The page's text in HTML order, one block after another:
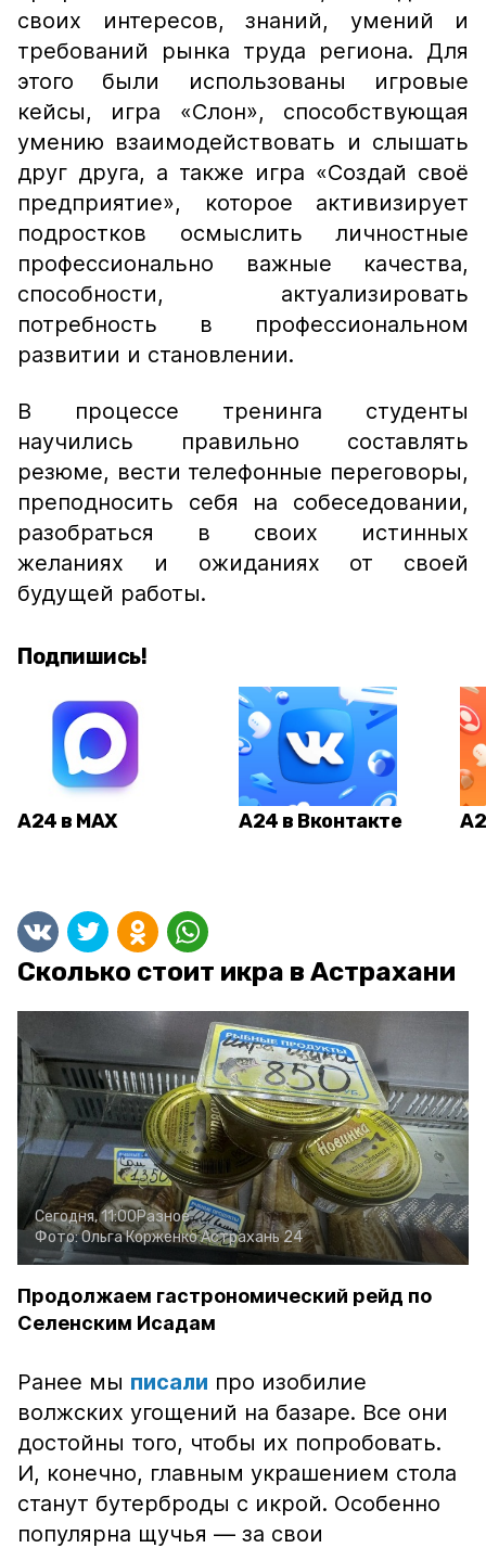
своих интересов, знаний, умений и
требований рынка труда региона. Для
этого были использованы игровые
кейсы, игра «Слон», способствующая
умению взаимодействовать и слышать
друг друга, а также игра «Создай своё
предприятие», которое активизирует
подростков осмыслить личностные
профессионально важные качества,
способности, актуализировать
потребность в профессиональном
развитии и становлении.
В процессе тренинга студенты
научились правильно составлять
резюме, вести телефонные переговоры,
преподносить себя на собеседовании,
разобраться в своих истинных
желаниях и ожиданиях от своей
будущей работы.
Подпишись!
А24 в MAX А24 в Вконтакте
Сколько стоит икра в Астрахани
Сегодня, 11:00Разное
Фото:Ольга КорженкоАстрахань 24
Продолжаем гастрономический рейд по
Селенским Исадам
Ранее мы писали про изобилие
волжских угощений на базаре. Все они
достойны того, чтобы их попробовать.
И, конечно, главным украшением стола
станут бутерброды с икрой. Особенно
популярна щучья — за свои